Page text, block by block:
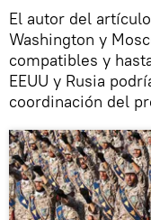
El autor del
Washington y
compatibles y
EEUU y Rusia
coordinación del